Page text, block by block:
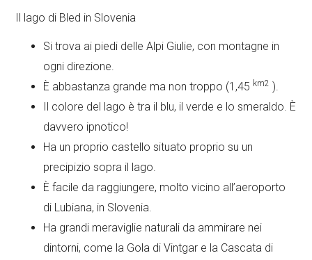
Il lago di Bled in Slovenia
Si trova ai piedi delle Alpi Giulie, con montagne in
ogni direzione.
È abbastanza grande ma non troppo (1,45 km2 ).
Il colore del lago è tra il blu, il verde e lo smeraldo. È
davvero ipnotico!
Ha un proprio castello situato proprio su un
precipizio sopra il lago.
È facile da raggiungere, molto vicino all’aeroporto
di Lubiana, in Slovenia.
Ha grandi meraviglie naturali da ammirare nei
dintorni, come la Gola di Vintgar e la Cascata di